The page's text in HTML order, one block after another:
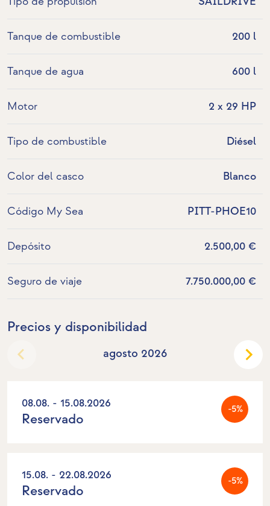
Tanque de combustible 200 l
Tanque de agua 600 l
Motor 2 x 29 HP
Tipo de combustible Diésel
Color del casco Blanco
Código My Sea PITT-PHOE10
Depósito 2.500,00 €
Seguro de viaje 7.750.000,00 €
Precios y disponibilidad
agosto 2026
08.08. - 15.08.2026 -5%
Reservado
15.08. - 22.08.2026 -5%
Reservado